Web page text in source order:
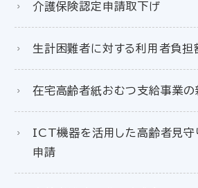
介護保険認定申請取下げ
生計困難者に対する利用者負担
在宅高齢者紙おむつ支給事業の
ICT機器を活用した高齢者見守
申請